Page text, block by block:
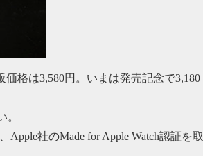
格は3,580円。いまは発売記念で3,180
。
社のMade for Apple Watch認証を取